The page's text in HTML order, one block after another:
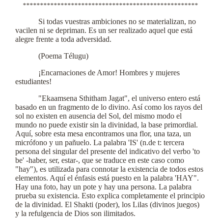
***************************************************
Si todas vuestras ambiciones no se materializan, no
vacilen ni se depriman. Es un ser realizado aquel que está
alegre frente a toda adversidad.
(Poema Télugu)
¡Encarnaciones de Amor! Hombres y mujeres
estudiantes!
"Ekaamsena Sthitham Jagat", el universo entero está
basado en un fragmento de lo divino. Así como los rayos del
sol no existen en ausencia del Sol, del mismo modo el
mundo no puede existir sin la divinidad, la base primordial.
Aquí, sobre esta mesa encontramos una flor, una taza, un
micrófono y un pañuelo. La palabra 'IS' (n.de t: tercera
persona del singular del presente del indicativo del verbo 'to
be' -haber, ser, estar-, que se traduce en este caso como
"hay"), es utilizada para connotar la existencia de todos estos
elementos. Aquí el énfasis está puesto en la palabra 'HAY".
Hay una foto, hay un pote y hay una persona. La palabra
prueba su existencia. Esto explica completamente el principio
de la divinidad. El Shakti (poder), los Lilas (divinos juegos)
y la refulgencia de Dios son ilimitados.